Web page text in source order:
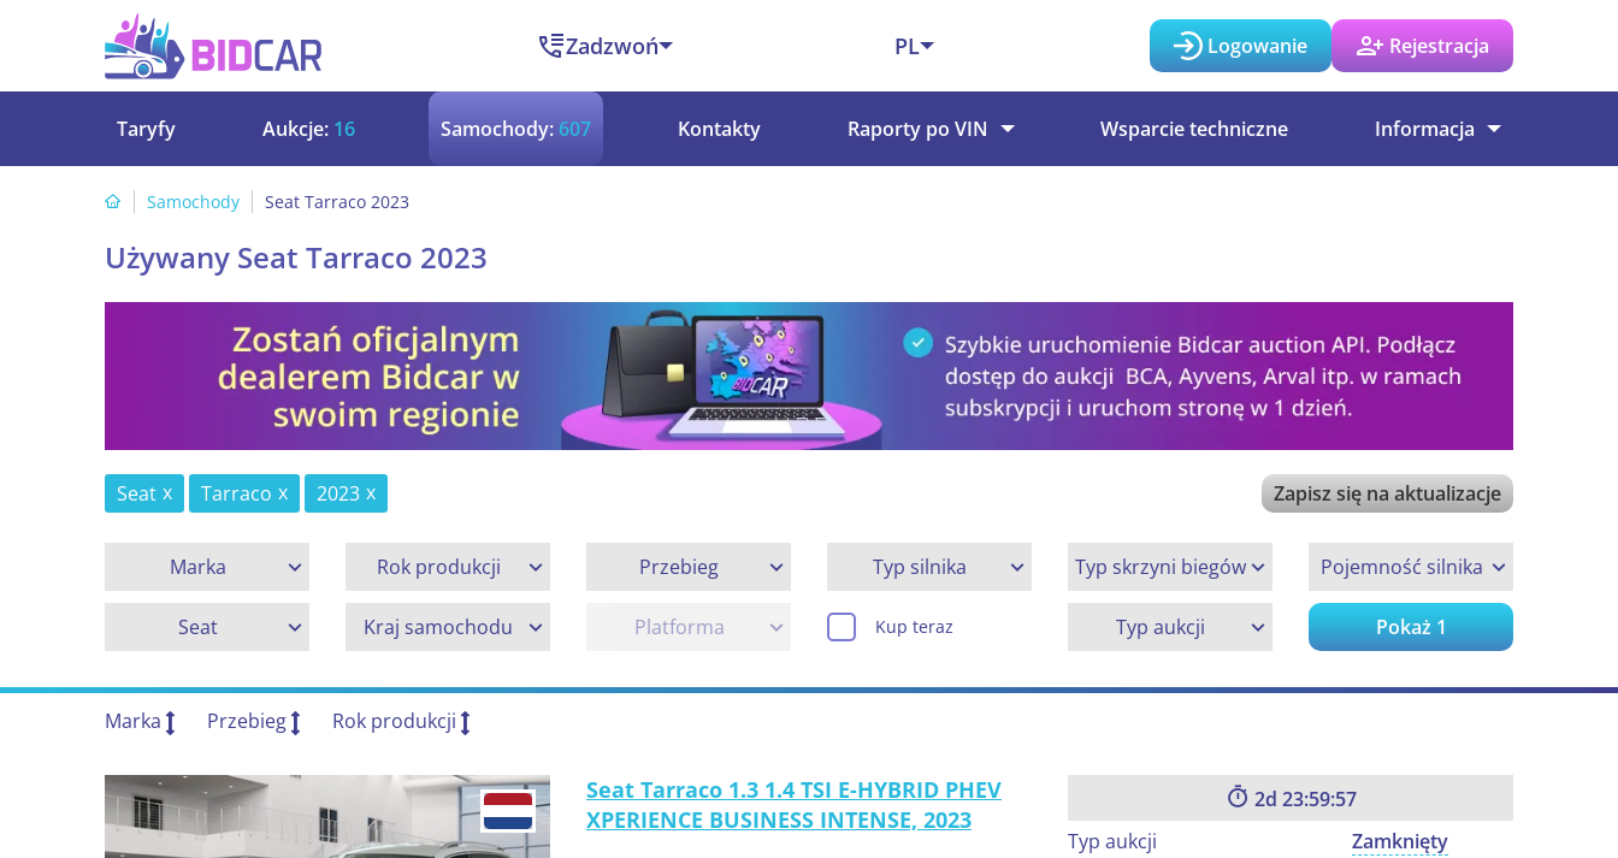
Zadzwoń PL Logowanie Rejestracja
Taryfy Aukcje: 16 Samochody:607 Kontakty Raporty po VIN Wsparcie techniczne Informacja
Samochody Seat Tarraco 2023
Używany Seat Tarraco 2023
Seat Tarraco 2023 Zapisz się na aktualizacje
Marka
Seat
Rok produkcji Przebieg Typ silnika Typ skrzyni biegów Pojemność silnika
Kraj samochodu Platforma Kup teraz Typ aukcji Pokaż1
Marka Przebieg Rok produkcji
Seat Tarraco 1.3 1.4 TSI E-HYBRID PHEV
XPERIENCE BUSINESS INTENSE, 2023
2
23:59:57
Typ aukcji
Zamknięty